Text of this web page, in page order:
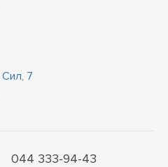
Сил, 7
044 333-94-43